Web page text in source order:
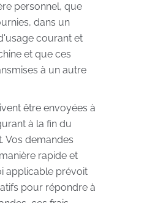
personnel, que
dans un
courant et
et que ces
à un autre
être envoyées à
à la fin du
Vos demandes
rapide et
applicable prévoit
pour répondre à